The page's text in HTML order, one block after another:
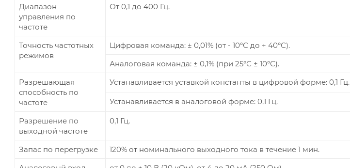
Диапазон
управления по
частоте
От 0,1 до 400 Гц.
Точность частотных
режимов
Цифровая команда: ± 0,01% (от - 10°С до + 40°С).
Аналоговая команда: ± 0,1% (при 25°С ± 10°С).
Разрешающая
способность по
частоте
Устанавливается уставкой константы в цифровой форме: 0,1 Гц.
Устанавливается в аналоговой форме: 0,1 Гц.
Разрешение по
выходной частоте
0,1 Гц.
Запас по перегрузке
120% от номинального выходного тока в течение 1 мин.